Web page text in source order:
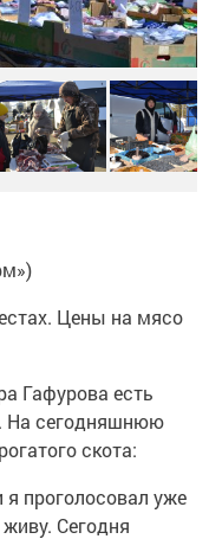
Цены на мясо
Гафурова есть
На сегодняшнюю
скота:
проголосовал уже
Сегодня